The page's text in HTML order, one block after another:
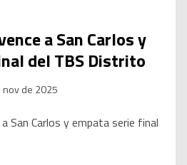
a San Carlos y
del TBS Distrito
nov de 2025